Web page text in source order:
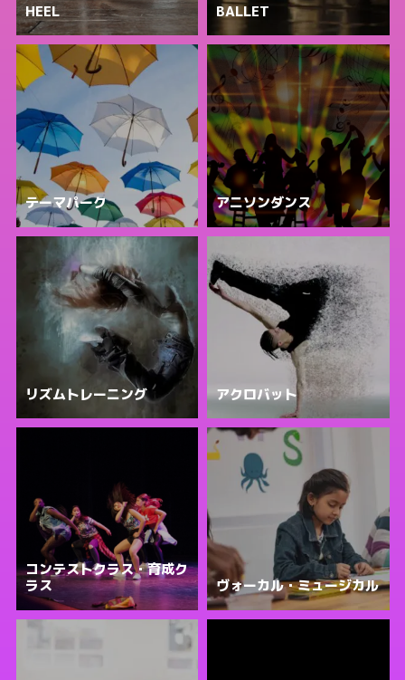
HEEL BALLET
テーマパーク アニソンダンス
リズムトレーニング アクロバット
コンテストクラス・育成ク
ラス
ヴォーカル・ミュージカル